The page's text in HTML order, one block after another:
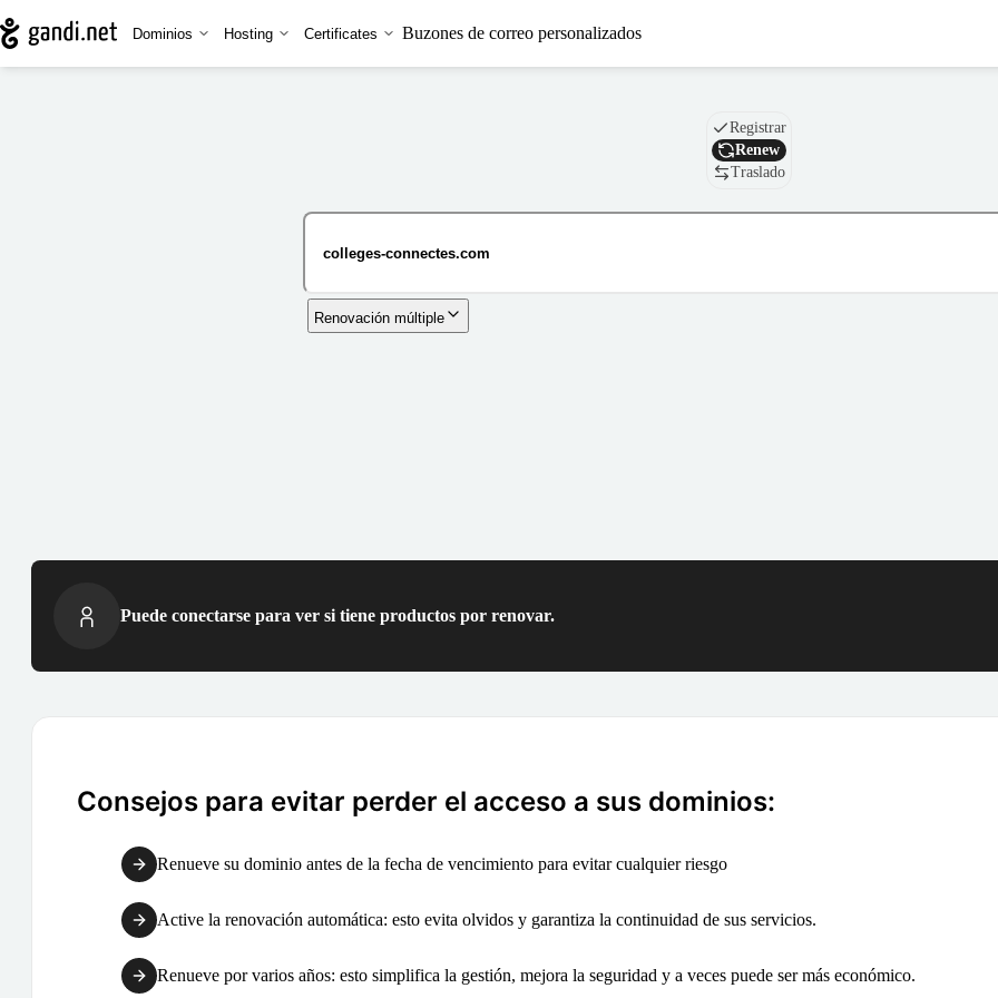
Dominios Hosting Certificates Buzones de correo personalizados
Nombre de dominio
Registrar
Renew
Traslado
Renovación múltiple
Puede conectarse para ver si tiene productos por renovar.
Consejos para evitar perder el acceso a sus dominios:
Renueve su dominio antes de la fecha de vencimiento para evitar cualquier riesgo
Active la renovación automática: esto evita olvidos y garantiza la continuidad de sus servicios.
Renueve por varios años: esto simplifica la gestión, mejora la seguridad y a veces puede ser más económico.